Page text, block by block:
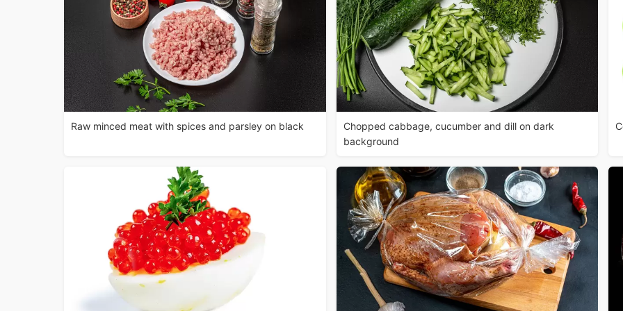
Raw minced meat with spices and parsley on black
Chopped cabbage, cucumber and dill on dark
background